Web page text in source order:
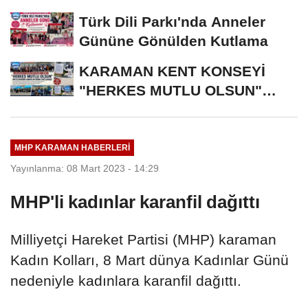
Türk Dili Parkı'nda Anneler
Gününe Gönülden Kutlama
KARAMAN KENT KONSEYİ
"HERKES MUTLU OLSUN"
MHP KARAMAN HABERLERI
Yayınlanma: 08 Mart 2023 - 14:29
MHP'li kadınlar karanfil dağıttı
Milliyetçi Hareket Partisi (MHP) karaman
Kadın Kolları, 8 Mart dünya Kadınlar Günü
nedeniyle kadınlara karanfil dağıttı.